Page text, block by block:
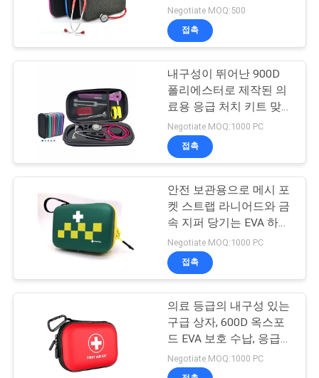
관
이
PRIVACY
POLICY
돈 잠금 가방
지퍼 은행 가방
134
화장품 세정 가방
23
가능합니다
Negotiate MOQ:500
접촉
내구성이 뛰어난 900D
폴리에스터로 제작된 의
료용 응급 처치 키트 맞춤
형 EVA 케이스 가볍고 의
료 장비에 적합
Negotiate MOQ:1000 PC
접촉
안전 보관용으로 메시 포
켓 스트랩 라니어드와 금
속 지퍼 당기는 EVA 하드
셸 케이스를 갖춘 의료용
1차 진료용품
Negotiate MOQ:1000 PC
접촉
의료 등급의 내구성 있는
구급 상자, 600D 옥스포
드 EVA 보호 수납, 응급
처치 및 기본 가정용 휴대
케이스
Negotiate MOQ:1000 PC